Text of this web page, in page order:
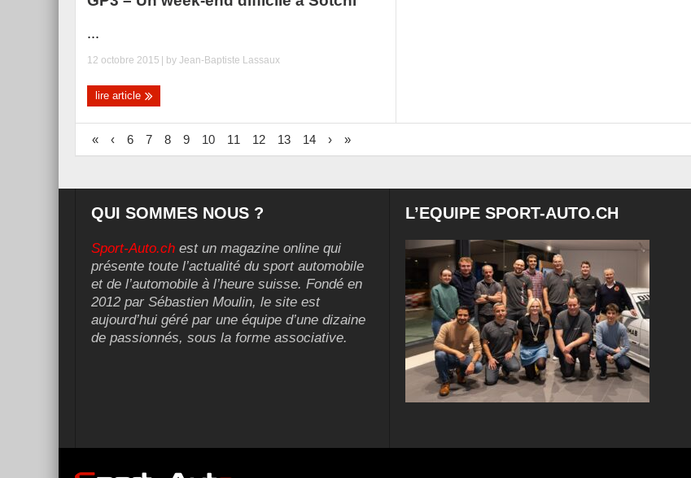
...
12 octobre 2015 | by Jean-Baptiste Lassaux
lire article
« ‹ 6 7 8 9 10 11 12 13 14 › »
QUI SOMMES NOUS ?
Sport-Auto.ch est un magazine online qui
présente toute l’actualité du sport automobile
et de l’automobile à l’heure suisse. Fondé en
2012 par Sébastien Moulin, le site est
aujourd’hui géré par une équipe d’une dizaine
de passionnés, sous la forme associative.
L’EQUIPE SPORT-AUTO.CH